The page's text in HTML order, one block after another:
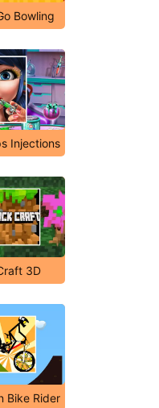
Bowling
Injections
3D
Bike Rider